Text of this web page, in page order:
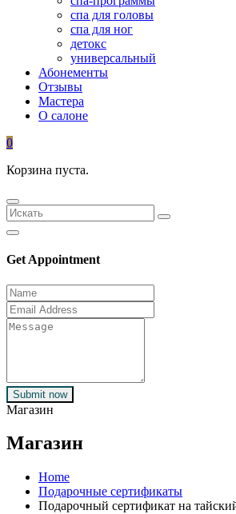
спа для головы
спа для ног
детокс
универсальный
Абонементы
Отзывы
Мастера
О салоне
0
Корзина пуста.
Get Appointment
Submit now
Магазин
Магазин
Home
Подарочные сертификаты
Подарочный сертификат на